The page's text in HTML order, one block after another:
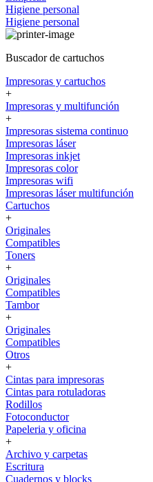
Higiene personal
Higiene personal
Buscador de cartuchos
Impresoras y cartuchos
+
Impresoras y multifunción
+
Impresoras sistema continuo
Impresoras láser
Impresoras inkjet
Impresoras color
Impresoras wifi
Impresoras láser multifunción
Cartuchos
+
Originales
Compatibles
Toners
+
Originales
Compatibles
Tambor
+
Originales
Compatibles
Otros
+
Cintas para impresoras
Cintas para rotuladoras
Rodillos
Fotoconductor
Papeleria y oficina
+
Archivo y carpetas
Escritura
Cuadernos y blocks